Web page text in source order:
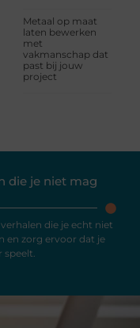
Metaal op maat
laten bewerken
met
vakmanschap dat
past bij jouw
project
die je niet mag
die je echt niet
en zorg ervoor dat je